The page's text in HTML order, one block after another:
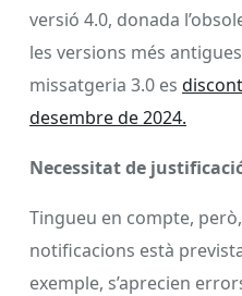
versió 4.0, donada
les versions més
missatgeria 3.0 es
desembre de 2024.
Necessitat de
Tingueu en compte, però,
notificacions està
exemple, s’aprecien